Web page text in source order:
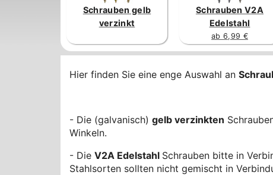
Schrauben gelb
verzinkt
Schrauben V2A
Edelstahl
ab 6,99 €
Hier finden Sie eine enge Auswahl an
- Die (galvanisch) gelb verzinkten
Winkeln.
- Die V2A Edelstahl Schrauben bitte in
Stahlsorten sollten nicht gemischt in